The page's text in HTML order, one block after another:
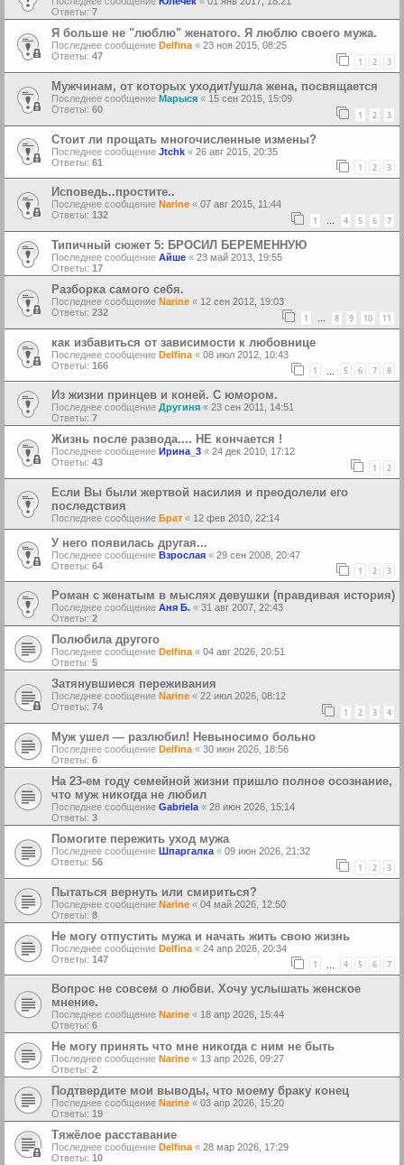
Ответы: 7
Я больше не "люблю" женатого. Я люблю своего мужа.
Последнее сообщение Delfina « 23 ноя 2015, 08:25
Ответы: 47 1 2 3
Мужчинам, от которых уходит/ушла жена, посвящается
Последнее сообщение Марыся « 15 сен 2015, 15:09
Ответы: 60 1 2 3
Стоит ли прощать многочисленные измены?
Последнее сообщение Jtchk « 26 авг 2015, 20:35
Ответы: 61 1 2 3
Исповедь..простите..
Последнее сообщение Narine « 07 авг 2015, 11:44
Ответы: 132 1 … 4 5 6 7
Типичный сюжет 5: БРОСИЛ БЕРЕМЕННУЮ
Последнее сообщение Айше « 23 май 2013, 19:55
Ответы: 17
Разборка самого себя.
Последнее сообщение Narine « 12 сен 2012, 19:03
Ответы: 232 1 … 8 9 10 11
как избавиться от зависимости к любовнице
Последнее сообщение Delfina « 08 июл 2012, 10:43
Ответы: 166 1 5 6 7 8
Из жизни принцев и коней. С юмором.
Последнее сообщение Другиня « 23 сен 2011, 14:51
Ответы: 7
Жизнь после развода.... НЕ кончается !
Последнее сообщение Ирина_3 « 24 дек 2010, 17:12
Ответы: 43 1 2
Если Вы были жертвой насилия и преодолели его
последствия
Последнее сообщение Брат « 12 фев 2010, 22:14
У него появилась другая...
Последнее сообщение Взрослая « 29 сен 2008, 20:47
Ответы: 64 1 2 3
Роман с женатым в мыслях девушки (правдивая история)
Последнее сообщение Аня Б. « 31 авг 2007, 22:43
Ответы: 2
Полюбила другого
Последнее сообщение Delfina« 04 авг 2026, 20:51
Ответы: 5
Затянувшиеся переживания
Последнее сообщение Narine « 22 июл 2026, 08:12
Ответы: 74 1 2 3 4
Муж ушел — разлюбил! Невыносимо больно
Последнее сообщение Delfina « 30 июн 2026, 18:56
Ответы: 6
На 23-ем году семейной жизни пришло полное осознание,
что муж никогда не любил
Последнее сообщение Gabriela « 28 июн 2026, 15:14
Ответы: 3
Помогите пережить уход мужа
Последнее сообщение Шпаргалка « 09 июн 2026, 21:32
Ответы: 56 1 2 3
Пытаться вернуть или смириться?
Последнее сообщение Narine « 04 май 2026, 12:50
Ответы: 8
Не могу отпустить мужа и начать жить свою жизнь
Последнее сообщение Delfina « 24 апр 2026, 20:34
Ответы: 147 1 4 5 6 7
Вопрос не совсем о любви. Хочу услышать женское
мнение.
Последнее сообщение Narine « 18 апр 2026, 15:44
Ответы: 6
Не могу принять что мне никогда с ним не быть
Последнее сообщение Narine « 13 апр 2026, 09:27
Ответы: 2
Подтвердите мои выводы, что моему браку конец
Последнее сообщение Narine « 03 апр 2026, 15:20
Ответы: 19
Тяжёлое расставание
Последнее сообщение Delfina« 28 мар 2026, 17:29
Ответы: 10